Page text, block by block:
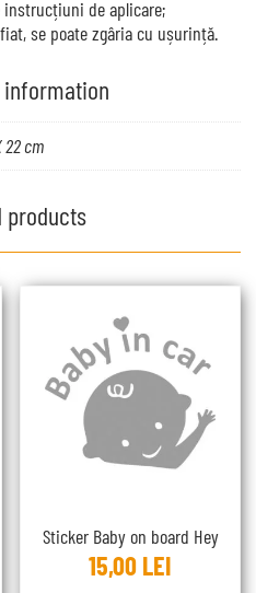
instrucțiuni de aplicare;
se poate zgâria cu ușurință.
22 cm
products
Sticker Baby on board Hey
15,00 LEI